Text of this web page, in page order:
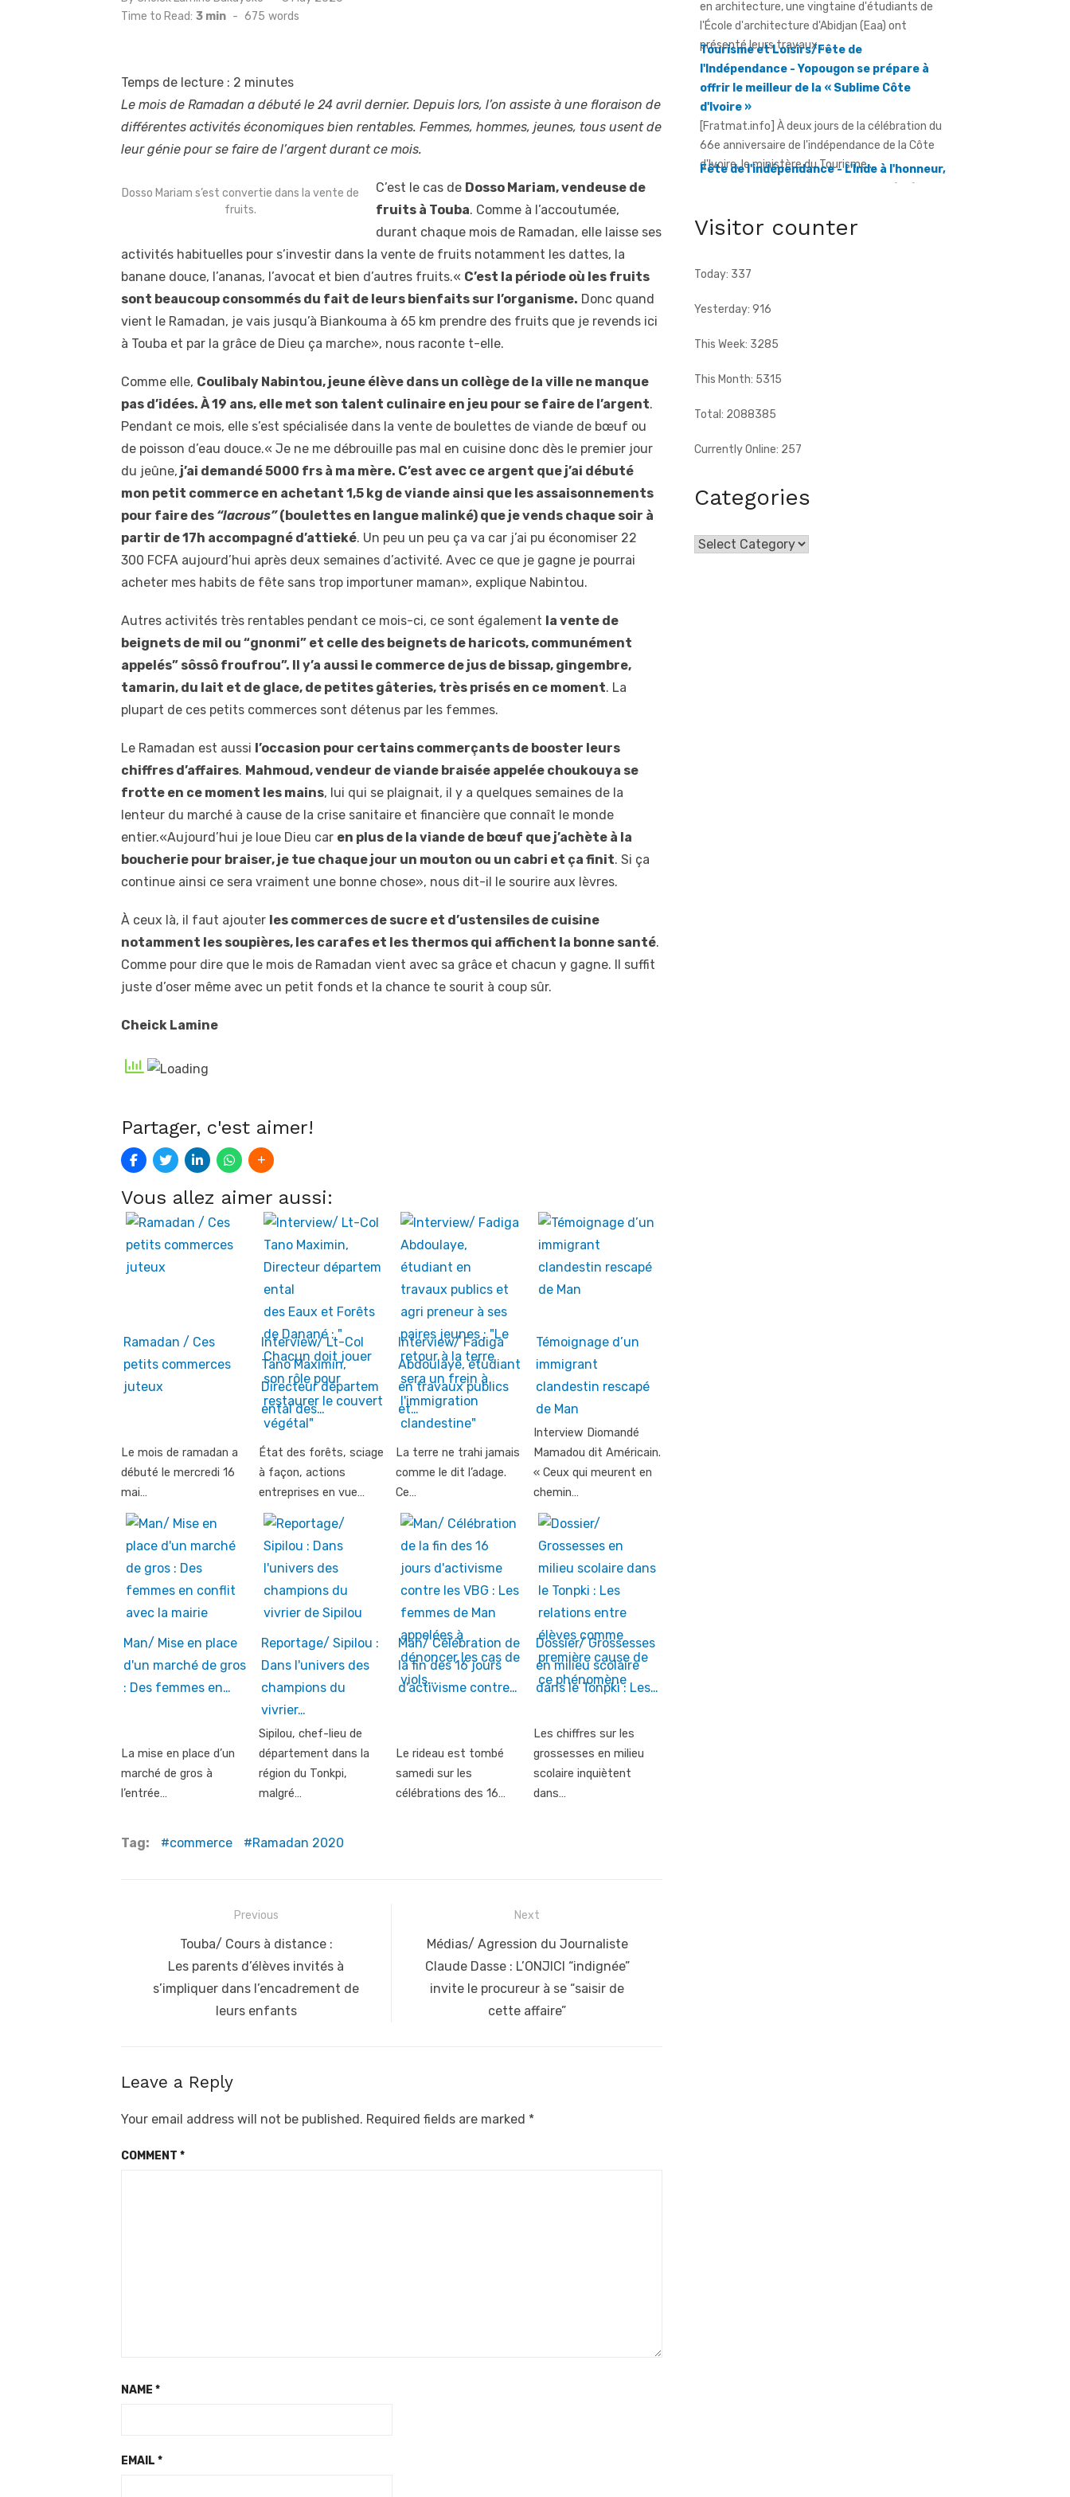
on
Time to Read: 3 min - 675 words
Temps de lecture : 2 minutes
Le mois de Ramadan a débuté le 24 avril dernier. Depuis lors, l’on assiste à une floraison de
différentes activités économiques bien rentables. Femmes, hommes, jeunes, tous usent de
leur génie pour se faire de l’argent durant ce mois.
Dosso Mariam s’est convertie dans la vente de
fruits.
C’est le cas de Dosso Mariam, vendeuse de
fruits à Touba. Comme à l’accoutumée,
durant chaque mois de Ramadan, elle laisse ses
activités habituelles pour s’investir dans la vente de fruits notamment les dattes, la
banane douce, l’ananas, l’avocat et bien d’autres fruits.« C’est la période où les fruits
sont beaucoup consommés du fait de leurs bienfaits sur l’organisme. Donc quand
vient le Ramadan, je vais jusqu’à Biankouma à 65 km prendre des fruits que je revends ici
à Touba et par la grâce de Dieu ça marche», nous raconte t-elle.
Comme elle, Coulibaly Nabintou, jeune élève dans un collège de la ville ne manque
pas d’idées. À 19 ans, elle met son talent culinaire en jeu pour se faire de l’argent.
Pendant ce mois, elle s’est spécialisée dans la vente de boulettes de viande de bœuf ou
de poisson d’eau douce.« Je ne me débrouille pas mal en cuisine donc dès le premier jour
du jeûne, j’ai demandé 5000 frs à ma mère. C’est avec ce argent que j’ai débuté
mon petit commerce en achetant 1,5 kg de viande ainsi que les assaisonnements
pour faire des “lacrous”(boulettes en langue malinké) que je vends chaque soir à
partir de 17h accompagné d’attieké. Un peu un peu ça va car j’ai pu économiser 22
300 FCFA aujourd’hui après deux semaines d’activité. Avec ce que je gagne je pourrai
acheter mes habits de fête sans trop importuner maman», explique Nabintou.
Autres activités très rentables pendant ce mois-ci, ce sont également la vente de
beignets de mil ou “gnonmi” et celle des beignets de haricots, communément
appelés” sôssô froufrou”. Il y’a aussi le commerce de jus de bissap, gingembre,
tamarin, du lait et de glace, de petites gâteries, très prisés en ce moment. La
plupart de ces petits commerces sont détenus par les femmes.
Le Ramadan est aussi l’occasion pour certains commerçants de booster leurs
chiffres d’affaires. Mahmoud, vendeur de viande braisée appelée choukouya se
frotte en ce moment les mains, lui qui se plaignait, il y a quelques semaines de la
lenteur du marché à cause de la crise sanitaire et financière que connaît le monde
entier.«Aujourd’hui je loue Dieu car en plus de la viande de bœuf que j’achète à la
boucherie pour braiser, je tue chaque jour un mouton ou un cabri et ça finit. Si ça
continue ainsi ce sera vraiment une bonne chose», nous dit-il le sourire aux lèvres.
À ceux là, il faut ajouter les commerces de sucre et d’ustensiles de cuisine
notamment les soupières, les carafes et les thermos qui affichent la bonne santé.
Comme pour dire que le mois de Ramadan vient avec sa grâce et chacun y gagne. Il suffit
juste d’oser même avec un petit fonds et la chance te sourit à coup sûr.
Cheick Lamine
Partager, c'est aimer!
Vous allez aimer aussi:
Ramadan / Ces
petits commerces
juteux
Le mois de ramadan a
débuté le mercredi 16
mai…
Interview/ Lt-Col
Tano Maximin,
Directeur départem
ental des…
État des forêts, sciage
à façon, actions
entreprises en vue…
Interview/ Fadiga
Abdoulaye, étudiant
en travaux publics
et…
La terre ne trahi jamais
comme le dit l’adage.
Ce…
Témoignage d’un
immigrant
clandestin rescapé
de Man
Interview Diomandé
Mamadou dit Américain.
« Ceux qui meurent en
chemin…
Man/ Mise en place
d'un marché de gros
: Des femmes en…
La mise en place d’un
marché de gros à
l’entrée…
Reportage/ Sipilou :
Dans l'univers des
champions du
vivrier…
Sipilou, chef-lieu de
département dans la
région du Tonkpi,
malgré…
Man/ Célébration de
la fin des 16 jours
d'activisme contre…
Le rideau est tombé
samedi sur les
célébrations des 16…
Dossier/ Grossesses
en milieu scolaire
dans le Tonpki : Les…
Les chiffres sur les
grossesses en milieu
scolaire inquiètent
dans…
Tag: commerce Ramadan 2020
navigation
Previous
Previous
post:
Touba/ Cours à distance :
Les parents d’élèves invités à
s’impliquer dans l’encadrement de
leurs enfants
Next
Next
post:
Médias/ Agression du Journaliste
Claude Dasse : L’ONJICI “indignée”
invite le procureur à se “saisir de
cette affaire”
Leave a Reply
Your email address will not be published. Required fields are marked *
COMMENT *
NAME *
EMAIL *
l'Indépendance - Yopougon se prépare à
offrir le meilleur de la « Sublime Côte
d'Ivoire »
[Fratmat.info] À deux jours de la célébration du
66e anniversaire de l'indépendance de la Côte
d'Ivoire, le ministère du Tourisme ...
Fête de l'indépendance - L'Inde à l'honneur,
avec un contingent militaire au défilé
[Fratmat.info] Un contingent de l'armée
indienne participera pour la première fois au
Visitor counter
Today: 337
Yesterday: 916
This Week: 3285
This Month: 5315
Total: 2088385
Currently Online: 257
Categories
Categories